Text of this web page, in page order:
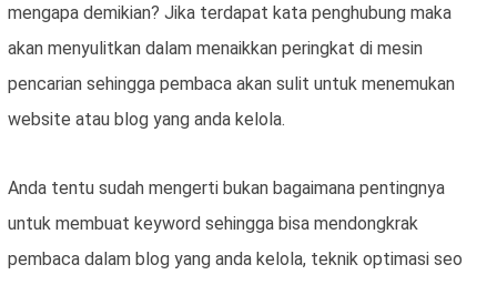
mengapa demikian? Jika terdapat kata penghubung maka
akan menyulitkan dalam menaikkan peringkat di mesin
pencarian sehingga pembaca akan sulit untuk menemukan
website atau blog yang anda kelola.
Anda tentu sudah mengerti bukan bagaimana pentingnya
untuk membuat keyword sehingga bisa mendongkrak
pembaca dalam blog yang anda kelola, teknik optimasi seo